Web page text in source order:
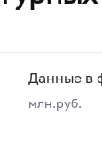
Данные в
млн.руб.